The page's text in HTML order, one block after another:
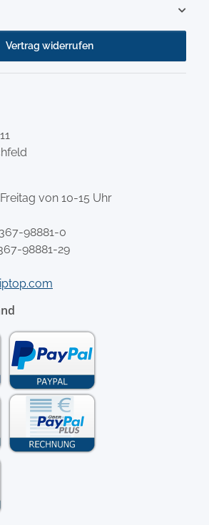
Vertrag widerrufen
von 10-15 Uhr
98881-0
98881-29